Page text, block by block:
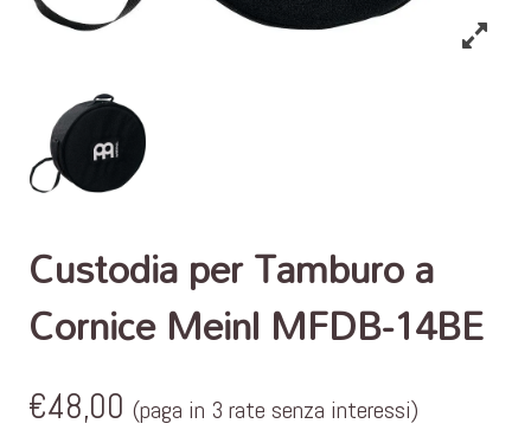
Custodia per Tamburo a
Cornice Meinl MFDB-14BE
€48,00 (paga in 3 rate senza interessi)